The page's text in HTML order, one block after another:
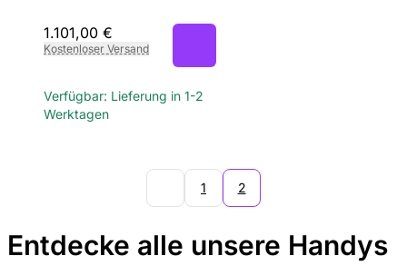
1.101,00 €
Kostenloser Versand
Verfügbar: Lieferung in 1-2
Werktagen
1 2
Entdecke alle unsere Handys